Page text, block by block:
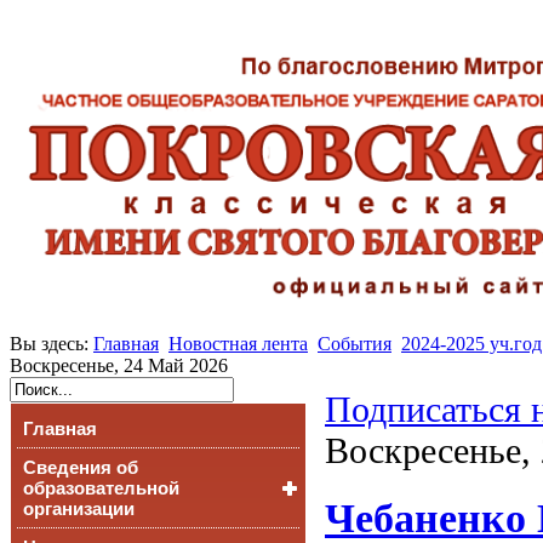
Вы здесь: Главная Новостная лента События 2024-2025 уч.год
Воскресенье, 24 Май 2026
Главная
Сведения об
образовательной
организации
Подписаться
Чебаненко